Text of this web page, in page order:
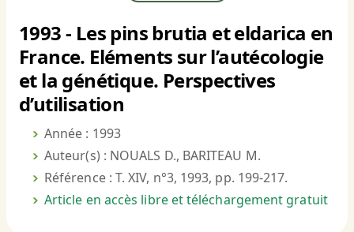
1993 - Les pins brutia et eldarica en
France. Eléments sur l’autécologie
et la génétique. Perspectives
d’utilisation
Année : 1993
Auteur(s) : NOUALS D., BARITEAU M.
Référence : T. XIV, n°3, 1993, pp. 199-217.
Article en accès libre et téléchargement gratuit